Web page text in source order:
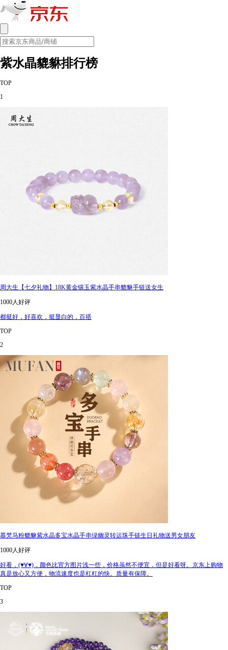
紫水晶貔貅排行榜
TOP
1
周大生【七夕礼物】18K黄金镶玉紫水晶手串貔貅手链送女生
1000人好评
都挺好，好喜欢，挺显白的，百搭
TOP
2
慕梵马粉貔貅紫水晶多宝水晶手串绿幽灵转运珠手链生日礼物送男女朋友
1000人好评
好看，(♥∀♥)，颜色比官方图片浅一些，价格虽然不便宜，但是好看呀。京东上购物
真是放心又方便，物流速度也是杠杠的快。质量有保障。
TOP
3